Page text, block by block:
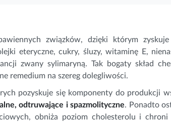
związków, dzięki którym zyskuje
eteryczne, cukry, śluzy, witaminę E,
zwany sylimaryną. Tak bogaty skład
remedium na szereg dolegliwości.
pozyskuje się komponenty do produkcji
odtruwające i spazmolityczne. Ponadto
obniża poziom cholesterolu i chroni